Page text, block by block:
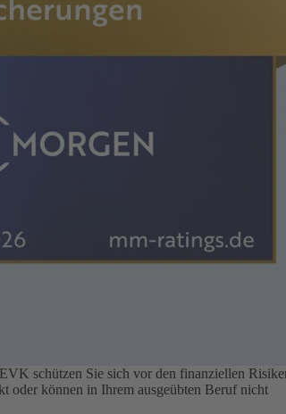
schützen Sie sich vor den finanziellen
oder können in Ihrem ausgeübten Beruf nicht